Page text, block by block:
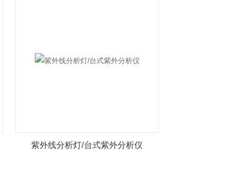
紫外线分析灯/台式紫外分析仪